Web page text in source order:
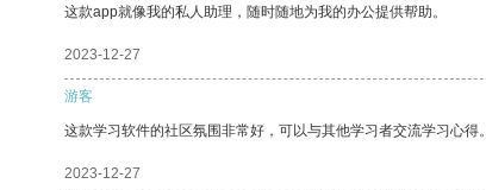
这款app就像我的私人助理，随时随地为我的办公提供帮助。
2023-12-27
游客
这款学习软件的社区氛围非常好，可以与其他学习者交流学习心得。
2023-12-27